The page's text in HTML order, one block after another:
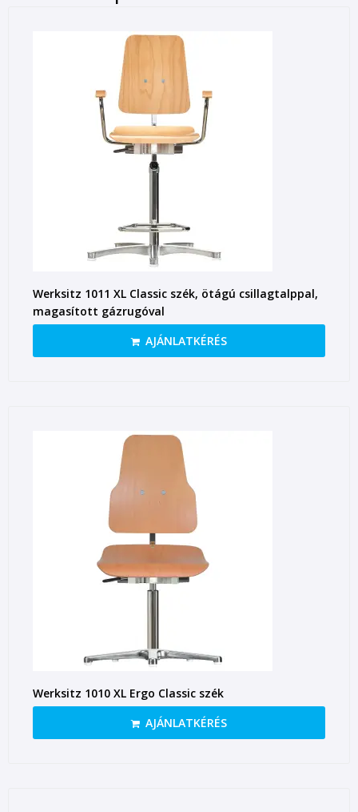
Werksitz 1011 XL Classic szék, ötágú csillagtalppal,
magasított gázrugóval
AJÁNLATKÉRÉS
Werksitz 1010 XL Ergo Classic szék
AJÁNLATKÉRÉS